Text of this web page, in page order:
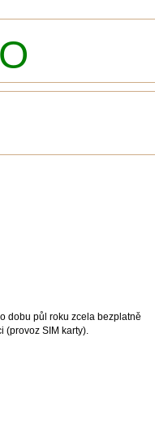
dobu půl roku zcela bezplatně
(provoz SIM karty).